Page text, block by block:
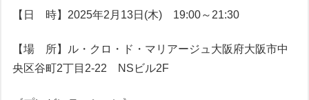
【日 時】2025年2月13日(木) 19:00～21:30
【場 所】ル・クロ・ド・マリアージュ大阪府大阪市中
央区谷町2丁目2-22 NSビル2F